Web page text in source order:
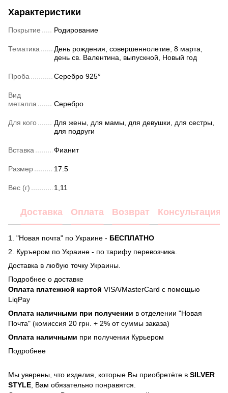
Характеристики
Покрытие Родирование
Тематика
День рождения, совершеннолетие, 8 марта,
день св. Валентина, выпускной, Новый год
Проба Серебро 925°
Вид
металла
Серебро
Для кого
Для жены, для мамы, для девушки, для сестры,
для подруги
Вставка Фианит
Размер 17.5
Вес (г) 1,11
Доставка Оплата Возврат Консультация
1. "Новая почта" по Украине - БЕСПЛАТНО
2. Куръером по Украине - по тарифу перевозчика.
Доставка в любую точку Украины.
Подробнее о доставке
Оплата платежной картой VISA/MasterCard с помощью
LiqPay
Оплата наличными при получении в отделении "Новая
Почта" (комиссия 20 грн. + 2% от суммы заказа)
Оплата наличными при получении Курьером
Подробнее
Мы уверены, что изделия, которые Вы приобретёте в SILVER
STYLE , Вам обязательно понравятся.